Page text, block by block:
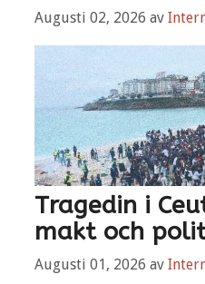
Augusti 02, 2026 av
Tragedin i
makt och
Augusti 01, 2026 av